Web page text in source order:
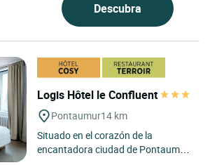
Descubra
Logis Hôtel le Confluent
Pontaumur14 km
Situado en el corazón de la
encantadora ciudad de Pontaumur,